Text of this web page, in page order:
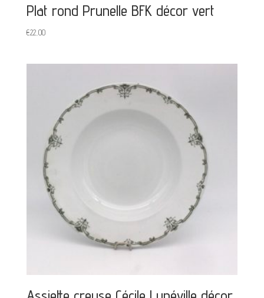
Plat rond Prunelle BFK décor vert
€22,00